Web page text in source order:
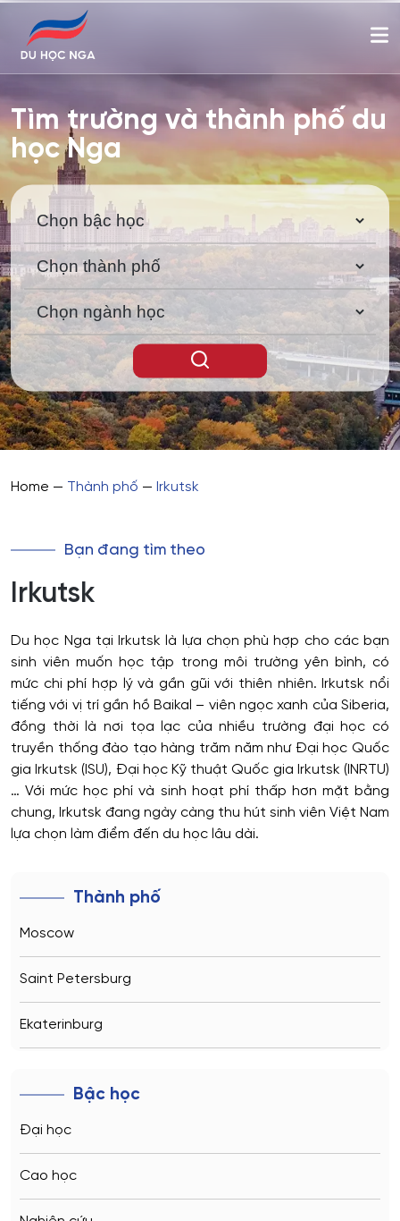
Tìm trường và thành phố du
học Nga
Home — Thành phố — Irkutsk
Bạn đang tìm theo
Irkutsk
Du học Nga tại Irkutsk là lựa chọn phù hợp cho các bạn
sinh viên muốn học tập trong môi trường yên bình, có
mức chi phí hợp lý và gần gũi với thiên nhiên. Irkutsk nổi
tiếng với vị trí gần hồ Baikal – viên ngọc xanh của Siberia,
đồng thời là nơi tọa lạc của nhiều trường đại học có
truyền thống đào tạo hàng trăm năm như Đại học Quốc
gia Irkutsk (ISU), Đại học Kỹ thuật Quốc gia Irkutsk (INRTU)
… Với mức học phí và sinh hoạt phí thấp hơn mặt bằng
chung, Irkutsk đang ngày càng thu hút sinh viên Việt Nam
lựa chọn làm điểm đến du học lâu dài.
Thành phố
Moscow
Saint Petersburg
Ekaterinburg
Bậc học
Đại học
Cao học